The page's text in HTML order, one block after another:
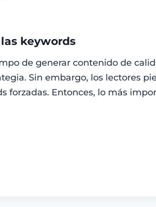
keywords
de generar contenido de
Sin embargo, los lectores
forzadas. Entonces, lo más